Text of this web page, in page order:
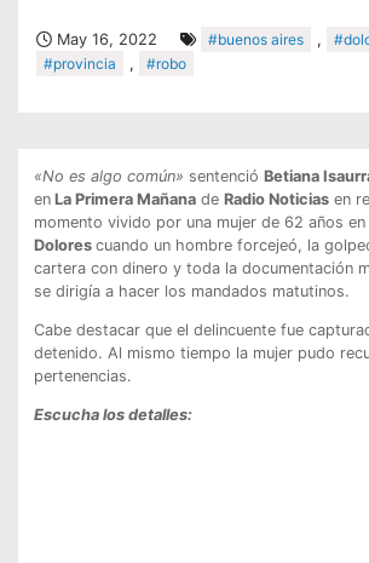
May 16, 2022 #buenos aires ,
#provincia
, #robo
«No es algo común» sentenció Betiana
enLa Primera Mañanade Radio Noticiasen
momento vivido por una mujer de 62 años en
Dolores cuando un hombre forcejeó, la
cartera con dinero y toda la documentación
se dirigía a hacer los mandados matutinos.
Cabe destacar que el delincuente fue
detenido. Al mismo tiempo la mujer pudo
pertenencias.
Escucha los detalles: